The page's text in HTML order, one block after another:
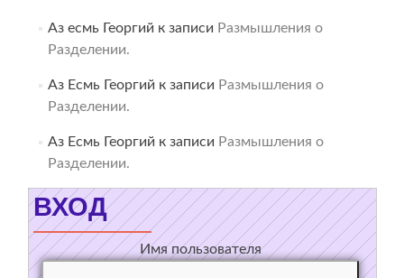
Аз есмь Георгий к записи Размышления о
Разделении.
Аз Есмь Георгий к записи Размышления о
Разделении.
Аз Есмь Георгий к записи Размышления о
Разделении.
ВХОД
Имя пользователя